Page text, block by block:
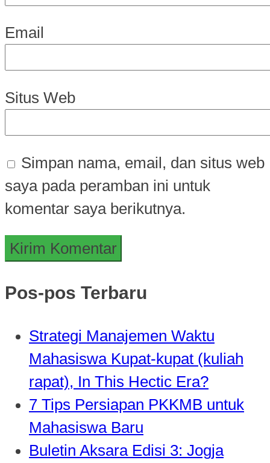
Email
Situs Web
Simpan nama, email, dan situs web
saya pada peramban ini untuk
komentar saya berikutnya.
Pos-pos Terbaru
Strategi Manajemen Waktu
Mahasiswa Kupat-kupat (kuliah
rapat), In This Hectic Era?
7 Tips Persiapan PKKMB untuk
Mahasiswa Baru
Buletin Aksara Edisi 3: Jogja